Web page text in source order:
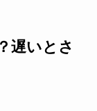
遅いとさ